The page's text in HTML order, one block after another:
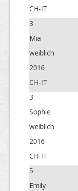
CH-IT
3
Mia
weiblich
2016
CH-IT
3
Sophie
weiblich
2016
CH-IT
5
Emily